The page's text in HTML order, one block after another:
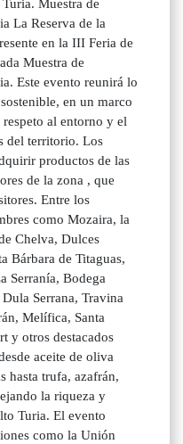
Muestra de
La Reserva de la
en la III Feria de
Muestra de
Este evento reunirá lo
en un marco
al entorno y el
del territorio. Los
productos de las
de la zona , que
Entre los
como Mozaira, la
Chelva, Dulces
Bárbara de Titaguas,
Serranía, Bodega
Serrana, Travina
Melífica, Santa
y otros destacados
aceite de oliva
hasta trufa, azafrán,
la riqueza y
Turia. El evento
como la Unión